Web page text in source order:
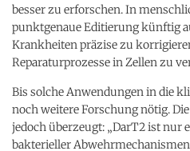
besser zu erforschen. In
punktgenaue Editierung künftig
Krankheiten präzise zu
Reparaturprozesse in Zellen zu
Bis solche Anwendungen in die
noch weitere Forschung nötig.
jedoch überzeugt: „DarT2 ist nur
bakterieller